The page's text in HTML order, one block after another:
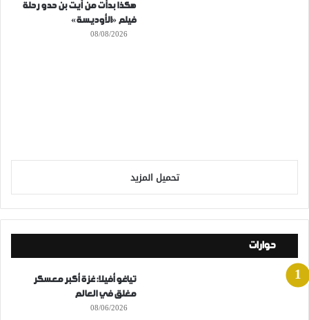
هكذا بدأت من آيت بن حدو رحلة
فيلم «الأوديسة»
08/08/2026
تحميل المزيد
حوارات
تياغو أفيلا: غزة أكبر معسكر
مغلق في العالم
08/06/2026